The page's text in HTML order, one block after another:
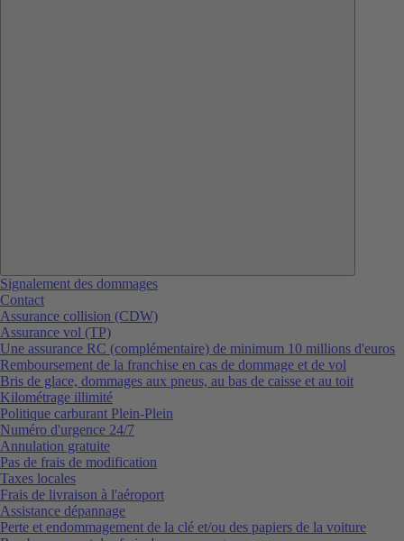
Signalement des dommages
Contact
Assurance collision (CDW)
Assurance vol (TP)
Une assurance RC (complémentaire) de minimum 10 millions d'euros
Remboursement de la franchise en cas de dommage et de vol
Bris de glace, dommages aux pneus, au bas de caisse et au toit
Kilométrage illimité
Politique carburant Plein-Plein
Numéro d'urgence 24/7
Annulation gratuite
Pas de frais de modification
Taxes locales
Frais de livraison à l'aéroport
Assistance dépannage
Perte et endommagement de la clé et/ou des papiers de la voiture